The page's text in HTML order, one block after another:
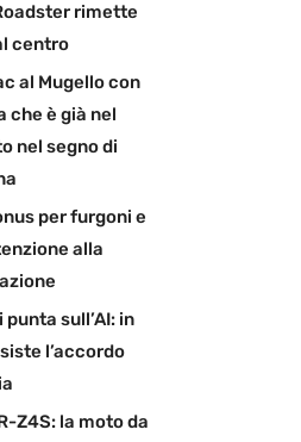
rimette
centro
al Mugello con
che è già nel
nel segno di
per furgoni e
alla
punta sull’AI: in
l’accordo
Z4S: la moto da